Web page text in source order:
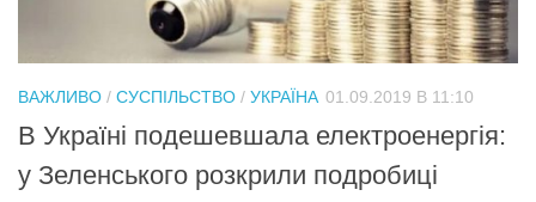
Схід
Прикарпаття
Економіка
ВАЖЛИВО / СУСПІЛЬСТВО / УКРАЇНА 01.09.2019 В 11:10
В Україні подешевшала електроенергія:
у Зеленського розкрили подробиці